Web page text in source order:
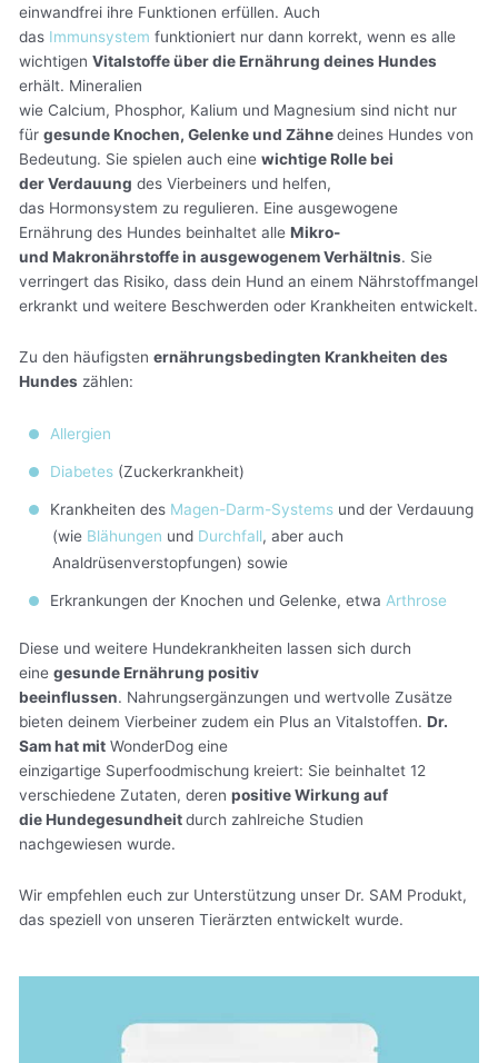
einwandfrei ihre Funktionen erfüllen. Auch
das Immunsystemfunktioniert nur dann korrekt, wenn es alle
wichtigenVitalstoffe über die Ernährung deines Hundes
erhält. Mineralien
wie Calcium, Phosphor, Kalium und Magnesium sind nicht nur
fürgesunde Knochen, Gelenke und Zähnedeines Hundes von
Bedeutung. Sie spielen auch einewichtige Rolle bei
der Verdauung des Vierbeiners und helfen,
das Hormonsystem zu regulieren. Eine ausgewogene
Ernährung des Hundes beinhaltet alleMikro-
und Makronährstoffe in ausgewogenem Verhältnis. Sie
verringert das Risiko, dass dein Hund an einem Nährstoffmangel
erkrankt und weitere Beschwerden oder Krankheiten entwickelt.
Zu den häufigstenernährungsbedingten Krankheiten des
Hundes zählen:
Allergien
Diabetes (Zuckerkrankheit)
Krankheiten des Magen-Darm-Systems und der Verdauung
(wie Blähungen und Durchfall, aber auch
Analdrüsenverstopfungen) sowie
Erkrankungen der Knochen und Gelenke, etwa Arthrose
Diese und weitere Hundekrankheiten lassen sich durch
einegesunde Ernährung positiv
beeinflussen. Nahrungsergänzungen und wertvolle Zusätze
bieten deinem Vierbeiner zudem ein Plus an Vitalstoffen.Dr.
Sam hat mit WonderDog eine
einzigartige Superfoodmischung kreiert: Sie beinhaltet 12
verschiedene Zutaten, derenpositive Wirkung auf
die Hundegesundheitdurch zahlreiche Studien
nachgewiesen wurde.
Wir empfehlen euch zur Unterstützung unser Dr. SAM Produkt,
das speziell von unseren Tierärzten entwickelt wurde.